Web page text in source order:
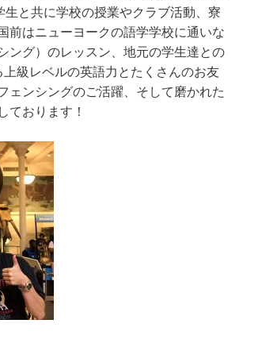
と共に学校の授業やクラブ活動、寮
前はニューヨークの語学学校に通いな
ング）のレッスン、地元の学生達との
級レベルの英語力とたくさんのお友
ェンシングのご活躍、そして磨かれた
ております！